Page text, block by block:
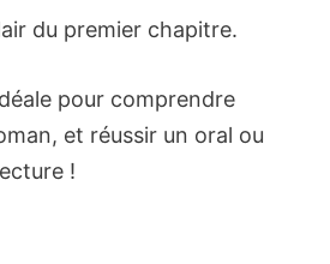
du premier chapitre.
pour comprendre
et réussir un oral ou
!